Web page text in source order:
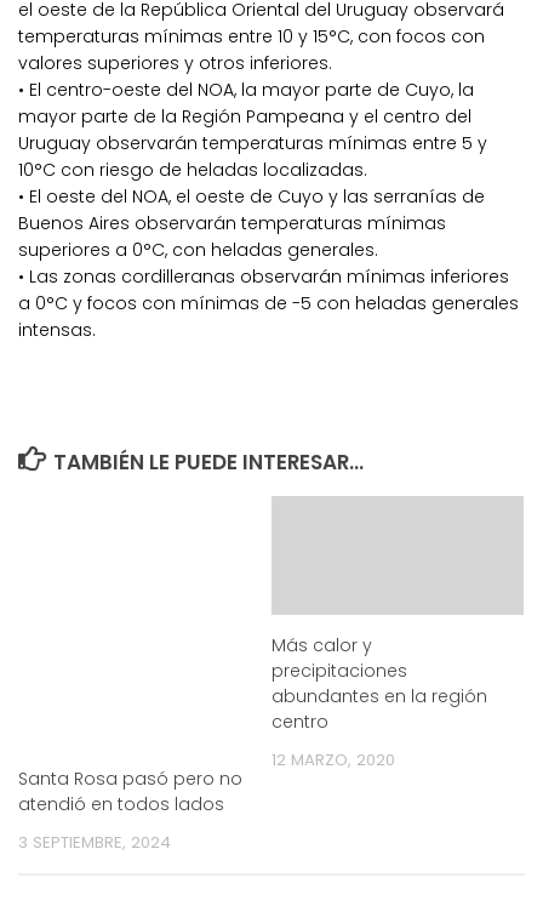
el oeste de la República Oriental del Uruguay observará
temperaturas mínimas entre 10 y 15°C, con focos con
valores superiores y otros inferiores.
• El centro-oeste del NOA, la mayor parte de Cuyo, la
mayor parte de la Región Pampeana y el centro del
Uruguay observarán temperaturas mínimas entre 5 y
10°C con riesgo de heladas localizadas.
• El oeste del NOA, el oeste de Cuyo y las serranías de
Buenos Aires observarán temperaturas mínimas
superiores a 0°C, con heladas generales.
• Las zonas cordilleranas observarán mínimas inferiores
a 0°C y focos con mínimas de -5 con heladas generales
intensas.
TAMBIÉN LE PUEDE INTERESAR...
Santa Rosa pasó pero no
atendió en todos lados
3 SEPTIEMBRE, 2024
Más calor y
precipitaciones
abundantes en la región
centro
12 MARZO, 2020